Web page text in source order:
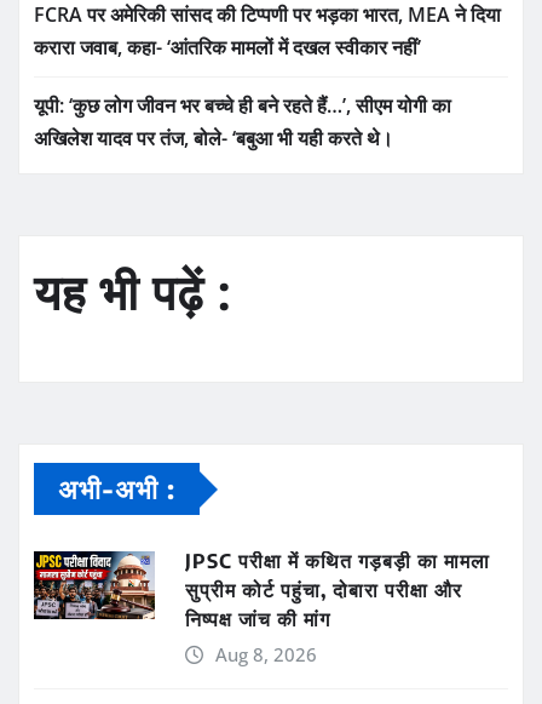
FCRA पर अमेरिकी सांसद की टिप्पणी पर भड़का भारत, MEA ने दिया
करारा जवाब, कहा- ‘आंतरिक मामलों में दखल स्वीकार नहीं’
यूपी: ‘कुछ लोग जीवन भर बच्चे ही बने रहते हैं…’, सीएम योगी का
अखिलेश यादव पर तंज, बोले- ‘बबुआ भी यही करते थे।
यह भी पढ़ें :
अभी-अभी :
JPSC परीक्षा में कथित गड़बड़ी का मामला
सुप्रीम कोर्ट पहुंचा, दोबारा परीक्षा और
निष्पक्ष जांच की मांग
Aug 8, 2026